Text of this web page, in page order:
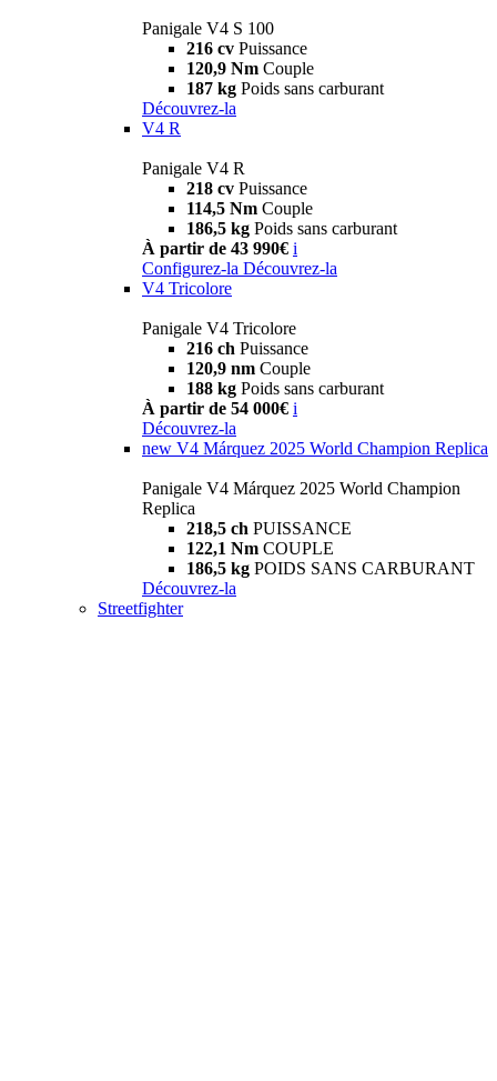
Panigale V4 S 100
216 cv Puissance
120,9 Nm Couple
187 kg Poids sans carburant
Découvrez-la
V4 R
Panigale V4 R
218 cv Puissance
114,5 Nm Couple
186,5 kg Poids sans carburant
À partir de 43 990€ i
Configurez-la Découvrez-la
V4 Tricolore
Panigale V4 Tricolore
216 ch Puissance
120,9 nm Couple
188 kg Poids sans carburant
À partir de 54 000€ i
Découvrez-la
new V4 Márquez 2025 World Champion Replica
Panigale V4 Márquez 2025 World Champion
Replica
218,5 ch PUISSANCE
122,1 Nm COUPLE
186,5 kg POIDS SANS CARBURANT
Découvrez-la
Streetfighter